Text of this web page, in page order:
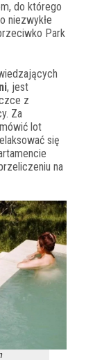
do którego
niezwykłe
Park
, jest
z
Za
lot
się
na